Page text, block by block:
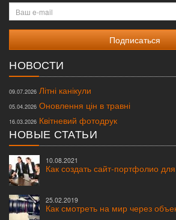
Ваш
e-
mail
НОВОСТИ
09.07.2026 Літні канікули
05.04.2026 Оновлення цін в травні
16.03.2026 Квітневий фотодрук
НОВЫЕ СТАТЬИ
10.08.2021
Как создать сайт-портфолио
25.02.2019
Как смотреть на мир через